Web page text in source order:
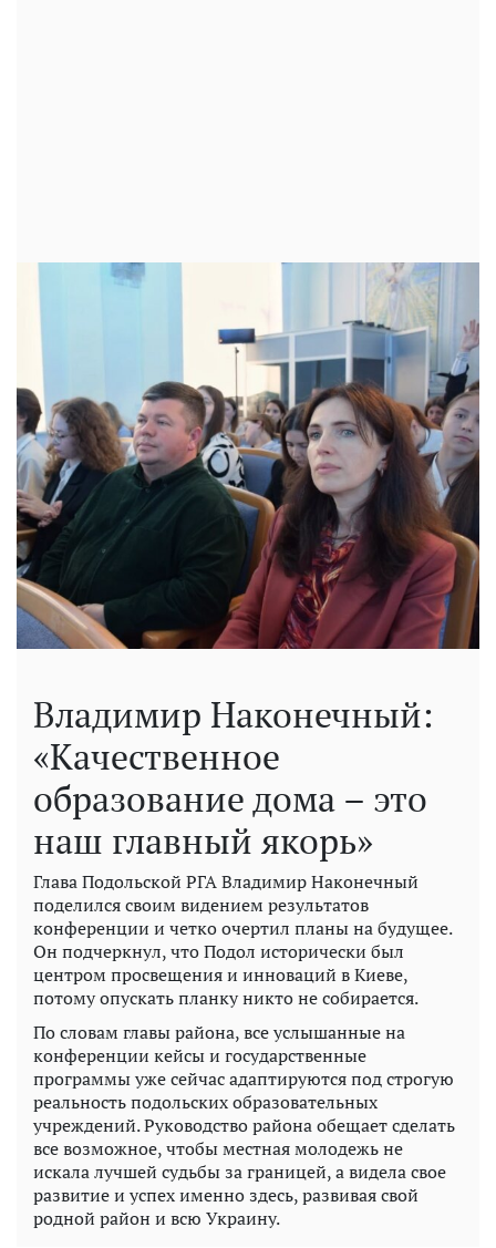
Владимир Наконечный:
«Качественное
образование дома – это
наш главный якорь»
Глава Подольской РГА Владимир Наконечный
поделился своим видением результатов
конференции и четко очертил планы на будущее.
Он подчеркнул, что Подол исторически был
центром просвещения и инноваций в Киеве,
потому опускать планку никто не собирается.
По словам главы района, все услышанные на
конференции кейсы и государственные
программы уже сейчас адаптируются под строгую
реальность подольских образовательных
учреждений. Руководство района обещает сделать
все возможное, чтобы местная молодежь не
искала лучшей судьбы за границей, а видела свое
развитие и успех именно здесь, развивая свой
родной район и всю Украину.